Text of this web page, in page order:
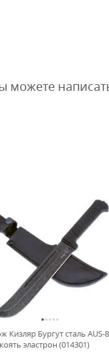
можете
Кизляр Бургут сталь AUS-8
эластрон (014301)